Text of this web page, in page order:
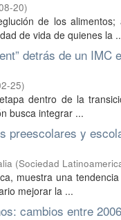
20)
de los
de vida de quienes la
detrás de un
25)
dentro de la
busca integrar ...
preescolares y
(Sociedad
muestra una
mejorar la ...
cambios entre